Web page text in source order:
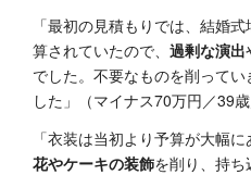
「最初の見積もりでは、結婚式
算されていたので、 過剰な演出
でした。不要なものを削って
した」（マイナス70万円／39歳
「衣装は当初より予算が大幅
花やケーキの装飾を削り、持